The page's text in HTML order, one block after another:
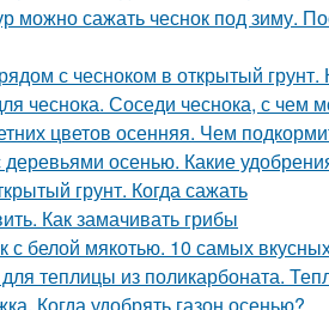
можно сажать чеснок под зиму.
с чесноком в открытый
чеснока. Соседи чеснока, с чем
цветов осенняя. Чем
деревьями осенью. Какие
грунт. Когда сажать
Как замачивать грибы
с белой мякотью. 10 самых
теплицы из поликарбоната.